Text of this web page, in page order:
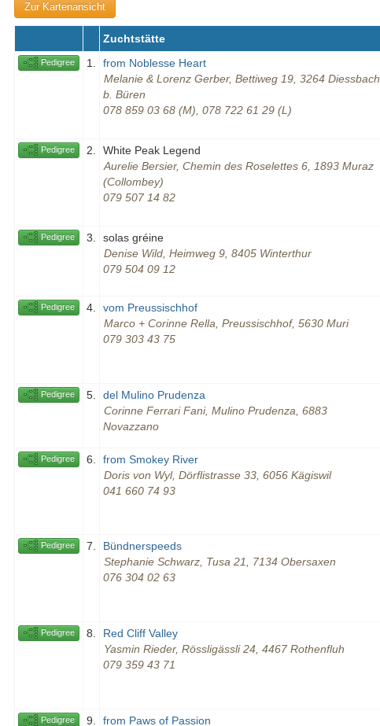
Zur Kartenansicht
Zuchtstätte
Pedigree 1.
from Noblesse Heart
Melanie & Lorenz Gerber, Bettiweg 19, 3264 Diessbach
b. Büren
078 859 03 68 (M), 078 722 61 29 (L)
Pedigree 2.
White Peak Legend
Aurelie Bersier, Chemin des Roselettes 6, 1893 Muraz
(Collombey)
079 507 14 82
Pedigree 3.
solas gréine
Denise Wild, Heimweg 9, 8405 Winterthur
079 504 09 12
Pedigree 4.
vom Preussischhof
Marco + Corinne Rella, Preussischhof, 5630 Muri
079 303 43 75
Pedigree 5.
del Mulino Prudenza
Corinne Ferrari Fani, Mulino Prudenza, 6883
Novazzano
Pedigree 6.
from Smokey River
Doris von Wyl, Dörflistrasse 33, 6056 Kägiswil
041 660 74 93
Pedigree 7.
Bündnerspeeds
Stephanie Schwarz, Tusa 21, 7134 Obersaxen
076 304 02 63
Pedigree 8.
Red Cliff Valley
Yasmin Rieder, Rössligässli 24, 4467 Rothenfluh
079 359 43 71
Pedigree 9. from Paws of Passion